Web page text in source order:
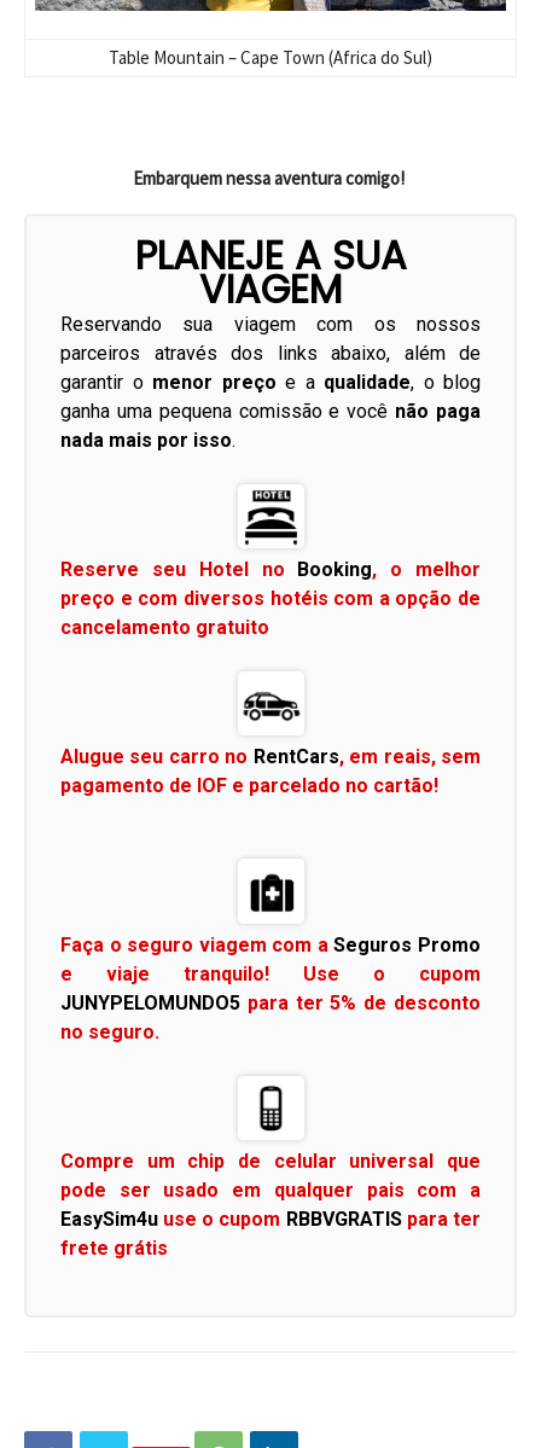
Table Mountain – Cape Town (Africa do Sul)
Embarquem nessa aventura comigo!
PLANEJE A SUA
VIAGEM
Reservando sua viagem com os nossos
parceiros através dos links abaixo, além de
garantir o menor preço e a qualidade, o blog
ganha uma pequena comissão e você não paga
nada mais por isso.
Reserve seu Hotel no Booking, o melhor
preço e com diversos hotéis com a opção de
cancelamento gratuito
Alugue seu carro no RentCars, em reais, sem
pagamento de IOF e parcelado no cartão!
Faça o seguro viagem com aSeguros Promo
e viaje tranquilo! Use o cupom
JUNYPELOMUNDO5 para ter 5% de desconto
no seguro.
Compre um chip de celular universal que
pode ser usado em qualquer pais com a
EasySim4u use o cupom RBBVGRATIS para ter
frete grátis